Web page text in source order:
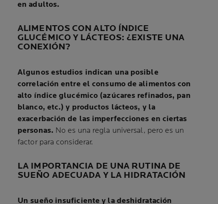
en adultos.
ALIMENTOS CON ALTO ÍNDICE
GLUCÉMICO Y LÁCTEOS: ¿EXISTE UNA
CONEXIÓN?
Algunos estudios indican una posible
correlación entre el consumo de alimentos con
alto índice glucémico (azúcares refinados, pan
blanco, etc.) y productos lácteos, y la
exacerbación de las imperfecciones en ciertas
personas. No es una regla universal, pero es un
factor para considerar.
LA IMPORTANCIA DE UNA RUTINA DE
SUEÑO ADECUADA Y LA HIDRATACIÓN
Un sueño insuficiente y la deshidratación